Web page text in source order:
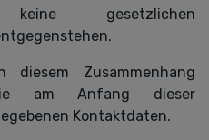
gesetzlichen
diesem Zusammenhang
am Anfang dieser
Kontaktdaten.